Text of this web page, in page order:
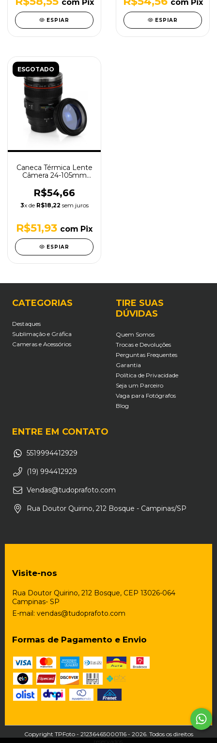
com Pix
ESPIAR
com Pix
ESPIAR
ESGOTADO
Caneca Térmica Lente
Câmera 24-105mm
R$54,66
3x de R$18,22 sem juros
R$51,93 com Pix
ESPIAR
CATEGORIAS
Destaques
Sublimação e Gráfica
Cameras e Acessórios
TIRE SUAS
DÚVIDAS
Quem Somos
Trocas e Devoluções
Perguntas Frequentes
Garantia
Política de Privacidade
Seja um Parceiro
Vaga para Fotógrafos
Blog
ENTRE EM CONTATO
5519994412929
(19) 994412929
Vendas@tudoprafoto.com
Rua Doutor Quirino, 212 Bosque - Campinas/SP
Visite-nos
Rua Doutor Quirino, 212 Bosque, CEP 13026-064
Campinas- SP
E-mail: vendas@tudoprafoto.com
Formas de Pagamento e Envio
Copyright TPFoto - 21236465000116 - 2026. Todos os direitos